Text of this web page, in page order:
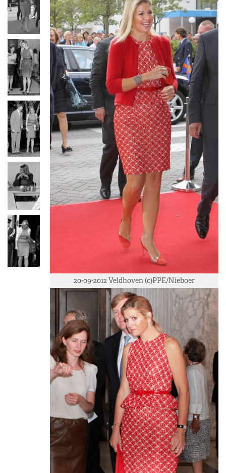
20-09-2012 Veldhoven (c)PPE/Nieboer